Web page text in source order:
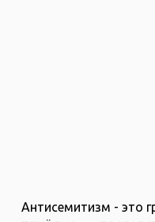
Антисемитизм - это